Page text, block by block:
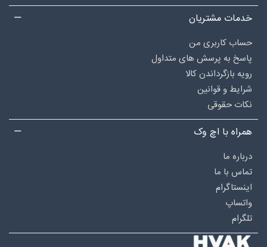
خدمات مشتریان
حساب کاربری من
پاسخ به پرسش های متداول
رویه بازگرداندن کالا
شرایط و قوانین
نکات حقوقی
همراه با اچ وک
درباره‌ ما
تماس با ما
اینستاگرام
واتساپ
تلگرام